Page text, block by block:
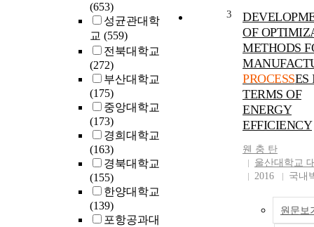
(653)
성균관대학
교 (559)
전북대학교
(272)
부산대학교
(175)
중앙대학교
(173)
경희대학교
(163)
경북대학교
(155)
한양대학교
(139)
포항공과대
3
OF
METHODS
PROCESSES
TERMS OF
ENERGY
EFFICIENCY
웬 충 탄
울산대학교
2016
국내
원문보